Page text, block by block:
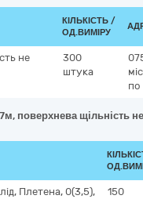
КІЛЬКІСТЬ /
ОД.ВИМІРУ
не
300
штука
по
поверхнева щільність
Плетена, 0(3,5),
150